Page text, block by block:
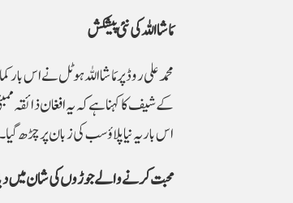
مَاشا اللہ کی نئی پیشکش
محمد علی روڈ پر مَاشا اللہ ہوٹل نے اس
کے شیف کا کہنا ہے کہ یہ افغان ذائقہ
اس بار یہ نیا پلاؤ سب کی زبان پر چڑھ
محبت کرنے والے جوڑوں کی شان میں